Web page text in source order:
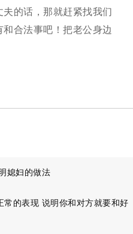
的话，那就赶紧找我们
合法事吧！把老公身边
媳妇的做法
常的表现 说明你和对方就要和好